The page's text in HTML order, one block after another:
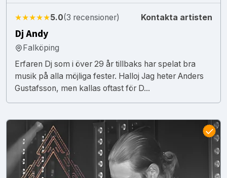
★★★★★5.0(3 recensioner) Kontakta artisten
Dj Andy
Falköping
Erfaren Dj som i över 29 år tillbaks har spelat bra
musik på alla möjliga fester. Halloj Jag heter Anders
Gustafsson, men kallas oftast för D...